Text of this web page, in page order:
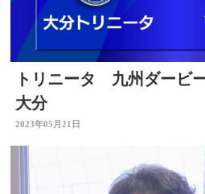
トリニータ 九州ダービ
大分
2023年05月21日